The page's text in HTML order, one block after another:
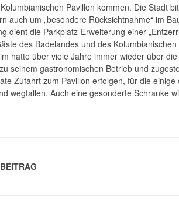
Pavillon kommen. Die Stadt
auch um „besondere Rücksichtnahme“ im
dient die Parkplatz-Erweiterung einer
des Badelandes und des Kolumbianischen
hatte über viele Jahre immer wieder über
seinem gastronomischen Betrieb und
Zufahrt zum Pavillon erfolgen, für die
wegfallen. Auch eine gesonderte Schranke